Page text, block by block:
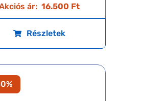
ár: 16.500 Ft
Részletek